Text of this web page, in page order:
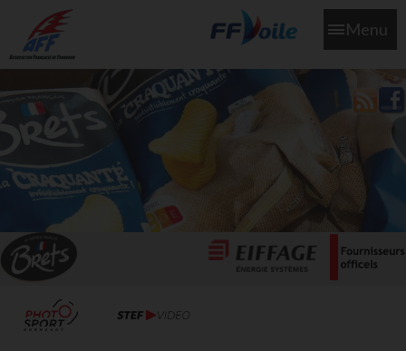
Menu
L'aff soutient les SNS253 et SNS604 qui veillent sur nous pour
que l'eau salée n'ait jamais le goût des larmes